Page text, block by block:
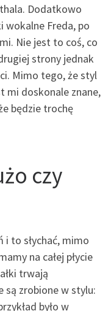
Dodatkowo
wokalne Freda, po
Nie jest to coś, co
strony jednak
Mimo tego, że styl
mi doskonale znane,
będzie trochę
czy
i to słychać, mimo
na całej płycie
trwają
zrobione w stylu:
było w